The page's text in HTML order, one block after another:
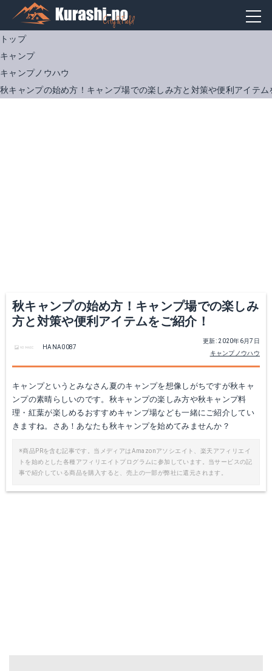
トップ
キャンプ
キャンプノウハウ
秋キャンプの始め方！キャンプ場での楽しみ方と対策や便利アイテム
秋キャンプの始め方！キャンプ場での楽しみ
方と対策や便利アイテムをご紹介！
更新: 2020年6月7日
キャンプノウハウ
HANA0087
キャンプというとみなさん夏のキャンプを想像しがちですが秋キャ
ンプの素晴らしいのです。秋キャンプの楽しみ方や秋キャンプ料
理・紅葉が楽しめるおすすめキャンプ場なども一緒にご紹介してい
きますね。さあ！あなたも秋キャンプを始めてみませんか？
※商品PRを含む記事です。当メディアはAmazonアソシエイト、楽天アフィリエイ
トを始めとした各種アフィリエイトプログラムに参加しています。当サービスの記
事で紹介している商品を購入すると、売上の一部が弊社に還元されます。